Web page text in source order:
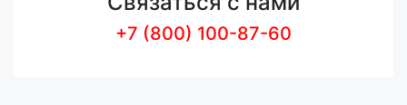
+7 (800) 100-87-60